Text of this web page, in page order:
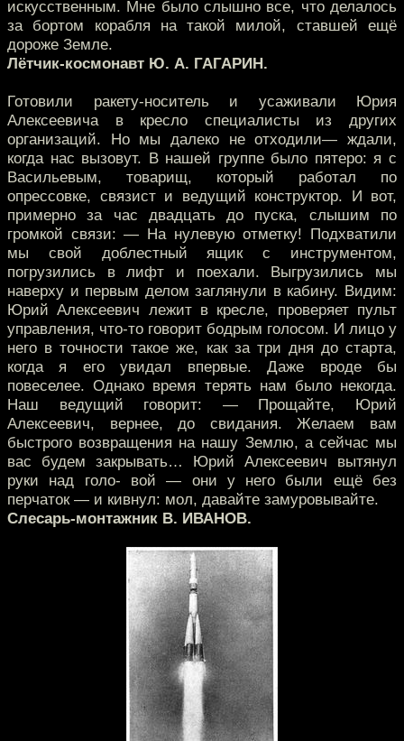
искусственным. Мне было слышно все, что делалось
за бортом корабля на такой милой, ставшей ещё
дороже Земле.
Лётчик-космонавт Ю. А. ГАГАРИН.
Готовили ракету-носитель и усаживали Юрия
Алексеевича в кресло специалисты из других
организаций. Но мы далеко не отходили— ждали,
когда нас вызовут. В нашей группе было пятеро: я с
Васильевым, товарищ, который работал по
опрессовке, связист и ведущий конструктор. И вот,
примерно за час двадцать до пуска, слышим по
громкой связи: — На нулевую отметку! Подхватили
мы свой доблестный ящик с инструментом,
погрузились в лифт и поехали. Выгрузились мы
наверху и первым делом заглянули в кабину. Видим:
Юрий Алексеевич лежит в кресле, проверяет пульт
управления, что-то говорит бодрым голосом. И лицо у
него в точности такое же, как за три дня до старта,
когда я его увидал впервые. Даже вроде бы
повеселее. Однако время терять нам было некогда.
Наш ведущий говорит: — Прощайте, Юрий
Алексеевич, вернее, до свидания. Желаем вам
быстрого возвращения на нашу Землю, а сейчас мы
вас будем закрывать… Юрий Алексеевич вытянул
руки над голо- вой — они у него были ещё без
перчаток — и кивнул: мол, давайте замуровывайте.
Слесарь-монтажник В. ИВАНОВ.